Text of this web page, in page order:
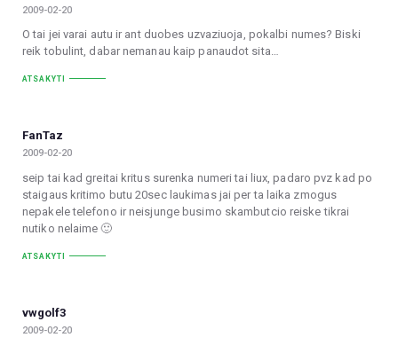
2009-02-20
O tai jei varai autu ir ant duobes uzvaziuoja, pokalbi numes? Biski
reik tobulint, dabar nemanau kaip panaudot sita…
ATSAKYTI
FanTaz
2009-02-20
seip tai kad greitai kritus surenka numeri tai liux, padaro pvz kad po
staigaus kritimo butu 20sec laukimas jai per ta laika zmogus
nepakele telefono ir neisjunge busimo skambutcio reiske tikrai
nutiko nelaime 🙂
ATSAKYTI
vwgolf3
2009-02-20